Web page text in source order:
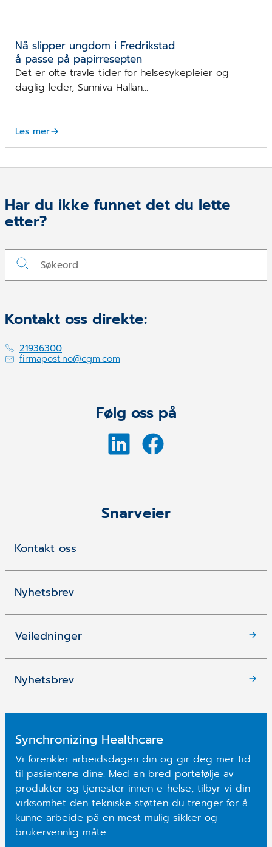
Nå slipper ungdom i Fredrikstad
å passe på papirresepten
Det er ofte travle tider for helsesykepleier og
daglig leder, Sunniva Hallan...
Les mer
Har du ikke funnet det du lette
etter?
Kontakt oss direkte:
21936300
firmapost.no@cgm.com
Følg oss på
Snarveier
Kontakt oss
Nyhetsbrev
Veiledninger
Nyhetsbrev
Synchronizing Healthcare
Vi forenkler arbeidsdagen din og gir deg mer tid
til pasientene dine. Med en bred portefølje av
produkter og tjenester innen e-helse, tilbyr vi din
virksomhet den tekniske støtten du trenger for å
kunne arbeide på en mest mulig sikker og
brukervennlig måte.